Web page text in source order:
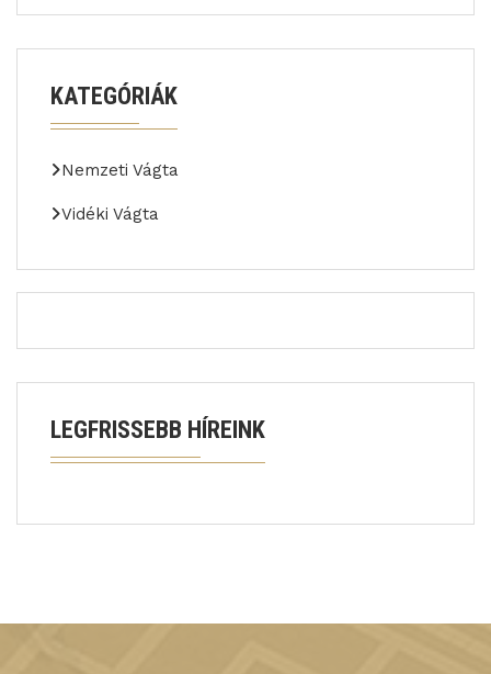
KATEGÓRIÁK
Nemzeti Vágta
Vidéki Vágta
LEGFRISSEBB HÍREINK